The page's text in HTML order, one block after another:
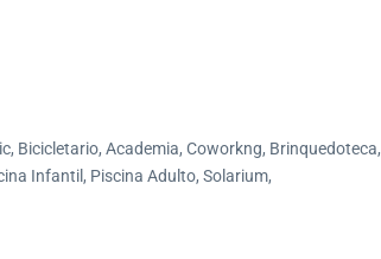
Bicicletario, Academia, Coworkng, Brinquedoteca,
Infantil, Piscina Adulto, Solarium,